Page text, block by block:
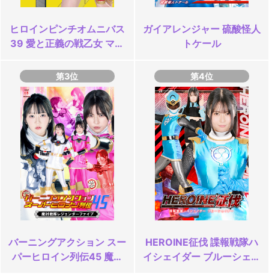
ヒロインピンチオムニバス
39 愛と正義の戦乙女 マー
ガイアレンジャー 硫酸怪人
トケール
第3位
バーニングアクション スー
パーヒロイン列伝45 魔討
第4位
HEROINE征伐 諜報戦隊ハ
イシェイダー ブルーシェイ